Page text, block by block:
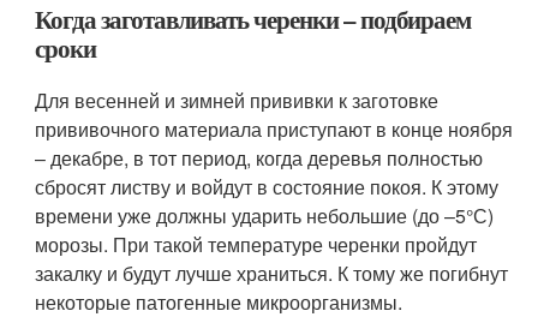
Когда заготавливать черенки – подбираем
сроки
Для весенней и зимней прививки к заготовке
прививочного материала приступают в конце ноября
– декабре, в тот период, когда деревья полностью
сбросят листву и войдут в состояние покоя. К этому
времени уже должны ударить небольшие (до –5°С)
морозы. При такой температуре черенки пройдут
закалку и будут лучше храниться. К тому же погибнут
некоторые патогенные микроорганизмы.